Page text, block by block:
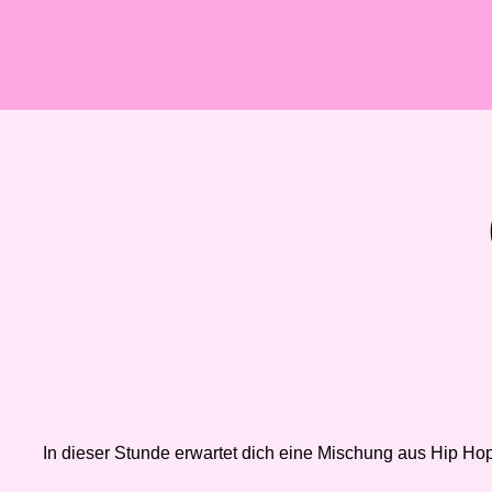
In dieser Stunde erwartet dich eine Mischung aus Hip